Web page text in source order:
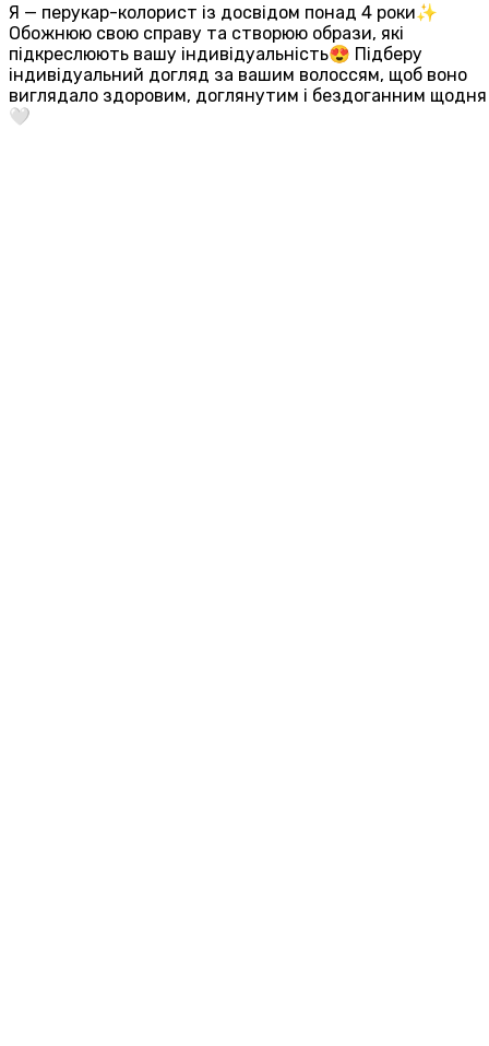
Я — перукар-колорист із досвідом понад 4 роки✨
Обожнюю свою справу та створюю образи, які
підкреслюють вашу індивідуальність😍 Підберу
індивідуальний догляд за вашим волоссям, щоб воно
виглядало здоровим, доглянутим і бездоганним щодня
🤍